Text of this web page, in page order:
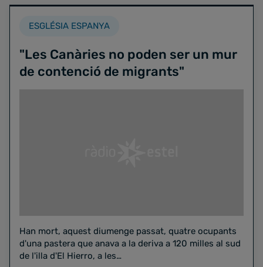
ESGLÉSIA ESPANYA
"Les Canàries no poden ser un mur
de contenció de migrants"
Han mort, aquest diumenge passat, quatre ocupants
d'una pastera que anava a la deriva a 120 milles al sud
de l'illa d'El Hierro, a les…